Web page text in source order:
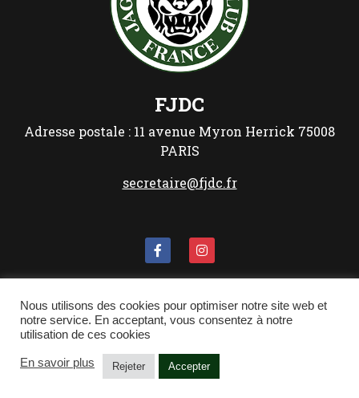
FJDC
Adresse postale : 11 avenue Myron Herrick 75008
PARIS
secretaire@fjdc.fr
Les Mentions Légales
Politique de confidentialité
Nous utilisons des cookies pour optimiser notre site web et
notre service. En acceptant, vous consentez à notre
utilisation de ces cookies
En savoir plus Rejeter Accepter